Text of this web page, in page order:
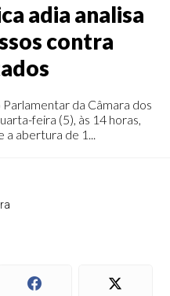
adia analisa
contra
da Câmara dos
feira (5), às 14 horas,
a abertura de 1...